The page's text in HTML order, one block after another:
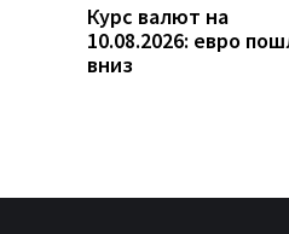
Курс валют на
10.08.2026: евро
вниз